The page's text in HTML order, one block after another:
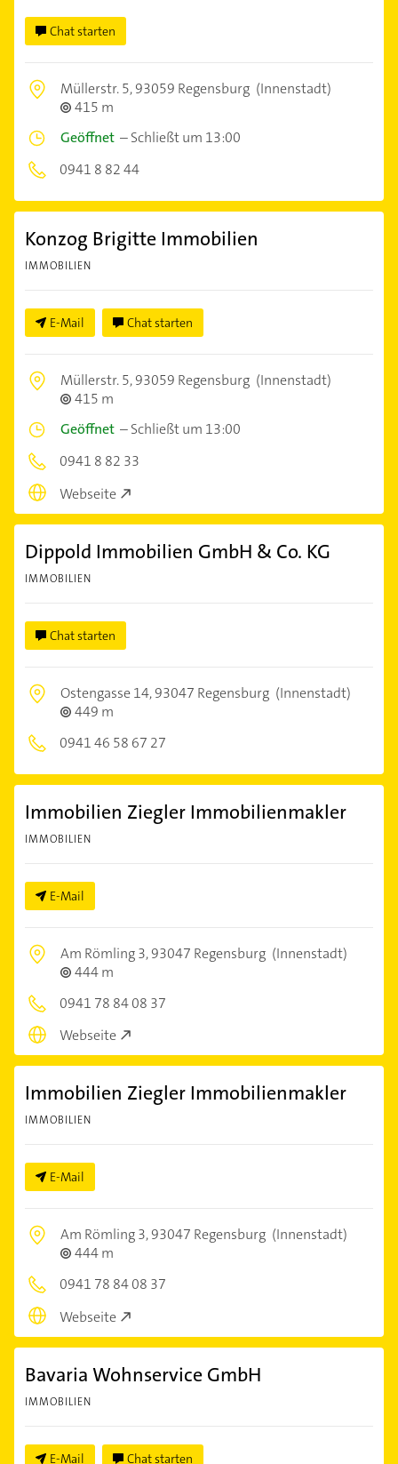
Chat starten
Müllerstr. 5,93059 Regensburg (Innenstadt)
415 m
Geöffnet –Schließt um 13:00
0941 8 82 44
Konzog Brigitte Immobilien
IMMOBILIEN
E-Mail Chat starten
Müllerstr. 5,93059 Regensburg (Innenstadt)
415 m
Geöffnet –Schließt um 13:00
0941 8 82 33
Webseite
Dippold Immobilien GmbH & Co. KG
IMMOBILIEN
Chat starten
Ostengasse 14,93047 Regensburg (Innenstadt)
449 m
0941 46 58 67 27
Immobilien Ziegler Immobilienmakler
IMMOBILIEN
E-Mail
Am Römling 3,93047 Regensburg (Innenstadt)
444 m
0941 78 84 08 37
Webseite
Immobilien Ziegler Immobilienmakler
IMMOBILIEN
E-Mail
Am Römling 3,93047 Regensburg (Innenstadt)
444 m
0941 78 84 08 37
Webseite
Bavaria Wohnservice GmbH
IMMOBILIEN
E-Mail Chat starten